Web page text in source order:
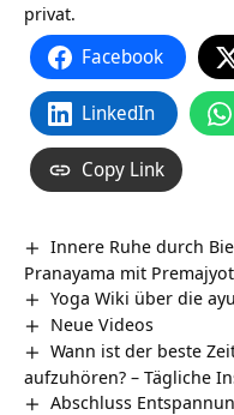
privat.
Facebook
LinkedIn
Copy Link
Innere Ruhe durch
Pranayama mit
Yoga Wiki über die
Neue Videos
Wann ist der beste
aufzuhören? – Tägliche
Abschluss